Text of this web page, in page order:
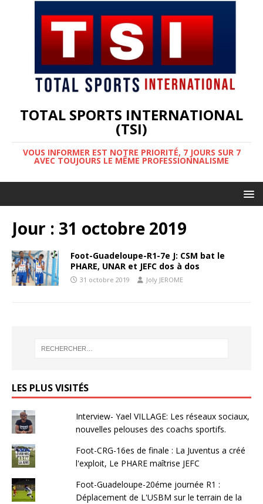
TOTAL SPORTS INTERNATIONAL
(TSI)
VOUS INFORMER EST NOTRE PRIORITÉ, 7 JOURS SUR 7
AVEC TOUJOURS LE MÊME PROFESSIONNALISME
Jour : 31 octobre 2019
Foot-Guadeloupe-R1-7e J: CSM bat le
PHARE, UNAR et JEFC dos à dos
31 octobre 2019 Joly JEROME
LES PLUS VISITÉS
Interview- Yael VILLAGE: Les réseaux sociaux,
nouvelles pelouses des coachs sportifs.
Foot-CRG-16es de finale : La Juventus a créé
l'exploit, Le PHARE maîtrise JEFC
Foot-Guadeloupe-20éme journée R1 :
Déplacement de L'USBM sur le terrain de la